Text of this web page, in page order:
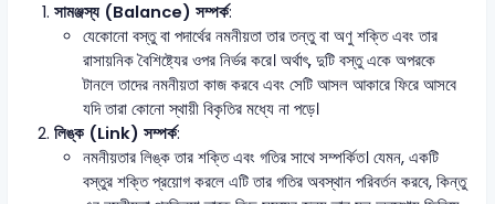
সামঞ্জস্য (Balance) সম্পর্ক:
যেকোনো বস্তু বা পদার্থের নমনীয়তা তার তন্তু বা অণু শক্তি এবং তার
রাসায়নিক বৈশিষ্ট্যের ওপর নির্ভর করে। অর্থাৎ, দুটি বস্তু একে অপরকে
টানলে তাদের নমনীয়তা কাজ করবে এবং সেটি আসল আকারে ফিরে আসবে
যদি তারা কোনো স্থায়ী বিকৃতির মধ্যে না পড়ে।
লিঙ্ক (Link) সম্পর্ক:
নমনীয়তার লিঙ্ক তার শক্তি এবং গতির সাথে সম্পর্কিত। যেমন, একটি
বস্তুর শক্তি প্রয়োগ করলে এটি তার গতির অবস্থান পরিবর্তন করবে, কিন্তু